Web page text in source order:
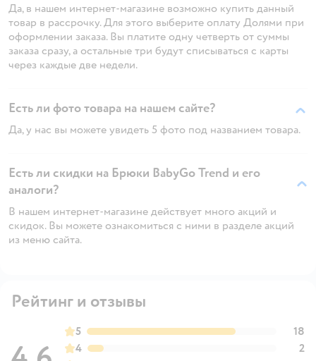
Да, в нашем интернет-магазине возможно купить данный
товар в рассрочку. Для этого выберите оплату Долями при
оформлении заказа. Вы платите одну четверть от суммы
заказа сразу, а остальные три будут списываться с карты
через каждые две недели.
Есть ли фото товара на нашем сайте?
Да, у нас вы можете увидеть 5 фото под названием товара.
Есть ли скидки на Брюки BabyGo Trend и его
аналоги?
В нашем интернет-магазине действует много акций и
скидок. Вы можете ознакомиться с ними в разделе акций
из меню сайта.
Рейтинг и отзывы
5
18
4
2